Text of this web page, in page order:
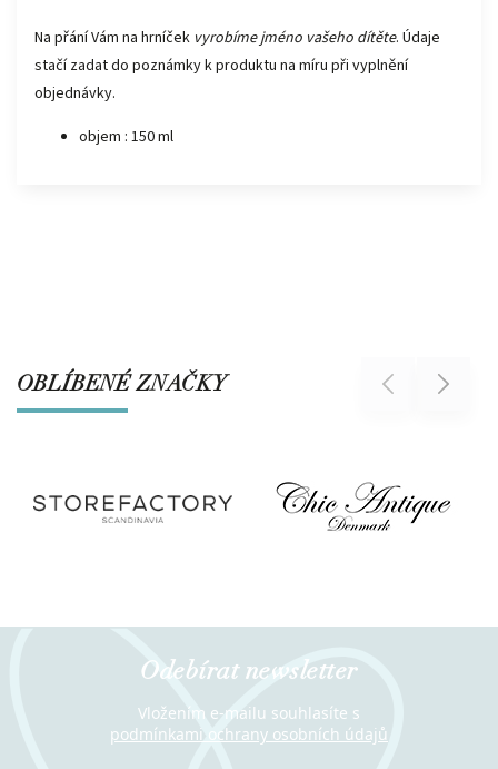
Na přání Vám na hrníček vyrobíme jméno vašeho dítěte. Údaje
stačí zadat do poznámky k produktu na míru při vyplnění
objednávky.
objem : 150 ml
OBLÍBENÉ ZNAČKY Previous Next
Odebírat newsletter
Vložením e-mailu souhlasíte s
podmínkami ochrany osobních údajů